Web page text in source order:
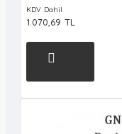
KDV Dahil
1.070,69 TL